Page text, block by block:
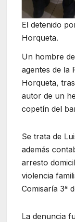
El detenido
Horqueta.
Un hombre
agentes de la
Horqueta,
autor de un
copetín del
Se trata de
además
arresto
violencia
Comisaría 3ª
La denuncia